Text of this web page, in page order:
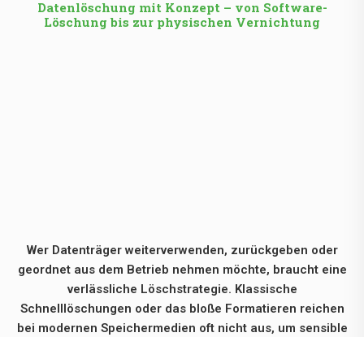
Datenlöschung mit Konzept – von Software-
Löschung bis zur physischen Vernichtung
Wer Datenträger weiterverwenden, zurückgeben oder
geordnet aus dem Betrieb nehmen möchte, braucht eine
verlässliche Löschstrategie. Klassische
Schnelllöschungen oder das bloße Formatieren reichen
bei modernen Speichermedien oft nicht aus, um sensible